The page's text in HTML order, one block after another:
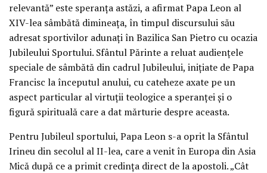
relevantă” este speranța astăzi, a afirmat Papa Leon al
XIV-lea sâmbătă dimineața, în timpul discursului său
adresat sportivilor adunați în Bazilica San Pietro cu ocazia
Jubileului Sportului. Sfântul Părinte a reluat audiențele
speciale de sâmbătă din cadrul Jubileului, inițiate de Papa
Francisc la începutul anului, cu cateheze axate pe un
aspect particular al virtuții teologice a speranței și o
figură spirituală care a dat mărturie despre aceasta.
Pentru Jubileul sportului, Papa Leon s-a oprit la Sfântul
Irineu din secolul al II-lea, care a venit în Europa din Asia
Mică după ce a primit credința direct de la apostoli. „Cât